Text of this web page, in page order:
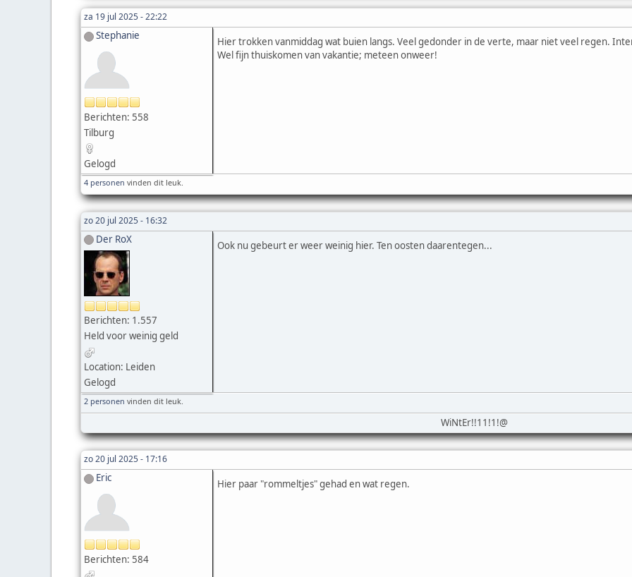
za 19 jul 2025 - 22:22
Stephanie
Berichten: 558
Tilburg
Gelogd
Hier trokken vanmiddag wat buien langs. Veel gedonder in de verte, maar niet veel regen.
Wel fijn thuiskomen van vakantie; meteen onweer!
4 personen vinden dit leuk.
zo 20 jul 2025 - 16:32
Der RoX
Berichten: 1.557
Held voor weinig geld
Location: Leiden
Gelogd
Ook nu gebeurt er weer weinig hier. Ten oosten daarentegen...
2 personen vinden dit leuk.
WiNtEr!!11!1!@
zo 20 jul 2025 - 17:16
Eric
Berichten: 584
Hier paar "rommeltjes" gehad en wat regen.